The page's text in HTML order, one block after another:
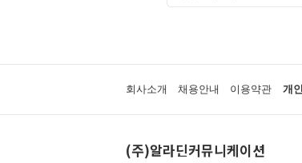
회사소개 채용안내 이용약관 개
(주)알라딘커뮤니케이션